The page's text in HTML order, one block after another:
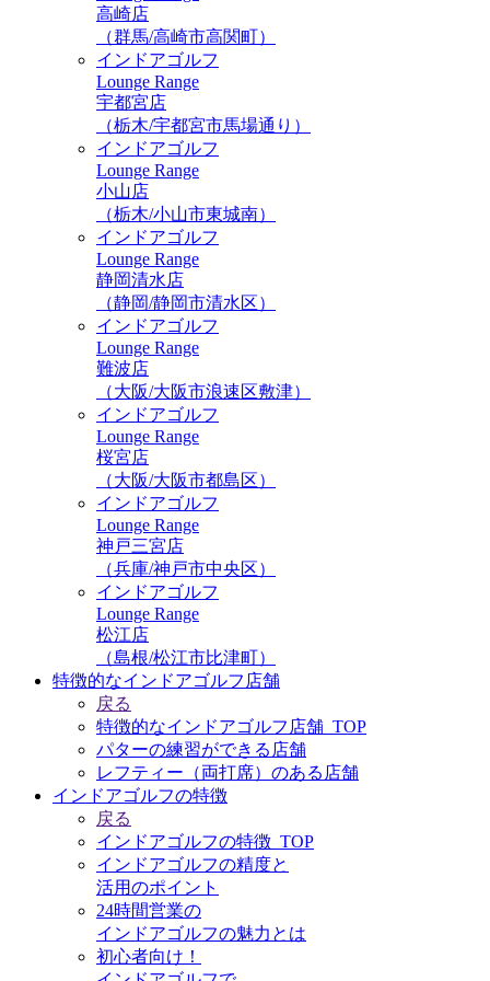
高崎店
（群馬/高崎市高関町）
インドアゴルフ
Lounge Range
宇都宮店
（栃木/宇都宮市馬場通り）
インドアゴルフ
Lounge Range
小山店
（栃木/小山市東城南）
インドアゴルフ
Lounge Range
静岡清水店
（静岡/静岡市清水区）
インドアゴルフ
Lounge Range
難波店
（大阪/大阪市浪速区敷津）
インドアゴルフ
Lounge Range
桜宮店
（大阪/大阪市都島区）
インドアゴルフ
Lounge Range
神戸三宮店
（兵庫/神戸市中央区）
インドアゴルフ
Lounge Range
松江店
（島根/松江市比津町）
特徴的なインドアゴルフ店舗
戻る
特徴的なインドアゴルフ店舗_TOP
パターの練習ができる店舗
レフティー（両打席）のある店舗
インドアゴルフの特徴
戻る
インドアゴルフの特徴_TOP
インドアゴルフの精度と
活用のポイント
24時間営業の
インドアゴルフの魅力とは
初心者向け！